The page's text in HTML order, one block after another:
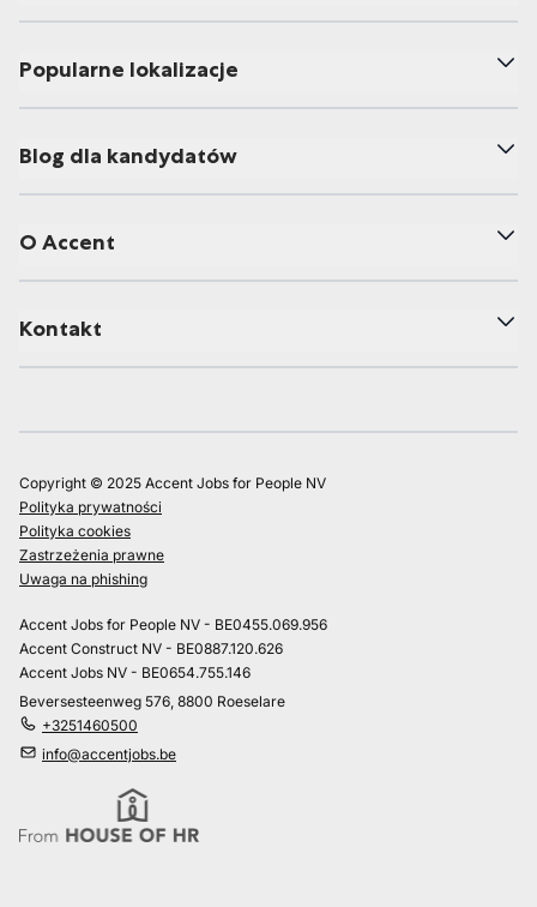
Popularne lokalizacje
Blog dla kandydatów
O Accent
Kontakt
Copyright © 2025 Accent Jobs for People NV
Polityka prywatności
Polityka cookies
Zastrzeżenia prawne
Uwaga na phishing
Accent Jobs for People NV - BE0455.069.956
Accent Construct NV - BE0887.120.626
Accent Jobs NV - BE0654.755.146
Beversesteenweg 576, 8800 Roeselare
+3251460500
info@accentjobs.be